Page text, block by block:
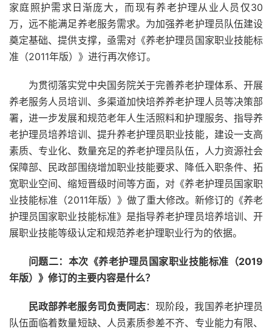
家庭照护需求日渐庞大，而现有养老护理从业人员仅30
万，远不能满足养老服务需求。为加强养老护理员队伍建设
奠定基础、提供支撑，亟需对《养老护理员国家职业技能标
准（2011年版）》进行再次修订。
为贯彻落实党中央国务院关于完善养老护理体系、开展
养老服务人员培训、多渠道加快培养养老护理人员等决策部
署，进一步发展和规范老年人生活照料和护理服务、指导养
老护理员培养培训、提升养老护理员职业技能，建设一支高
素质、专业化、数量充足的养老护理员队伍，人力资源社会
保障部、民政部围绕增加职业技能要求、降低入职条件、拓
宽职业空间、缩短晋级时间等方面，对《养老护理员国家职
业技能标准（2011年版）》做了重大修改。新修订的《养老
护理员国家职业技能标准》是指导养老护理员培养培训、开
展职业技能等级认定和规范养老护理职业行为的依据。
问题二：本次《养老护理员国家职业技能标准（2019
年版）》修订的主要内容是什么？
民政部养老服务司负责同志：现阶段，我国养老护理员
队伍面临着数量短缺、人员素质参差不齐、专业能力有限、